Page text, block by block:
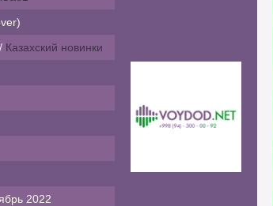
/ Казахский новинки
2022